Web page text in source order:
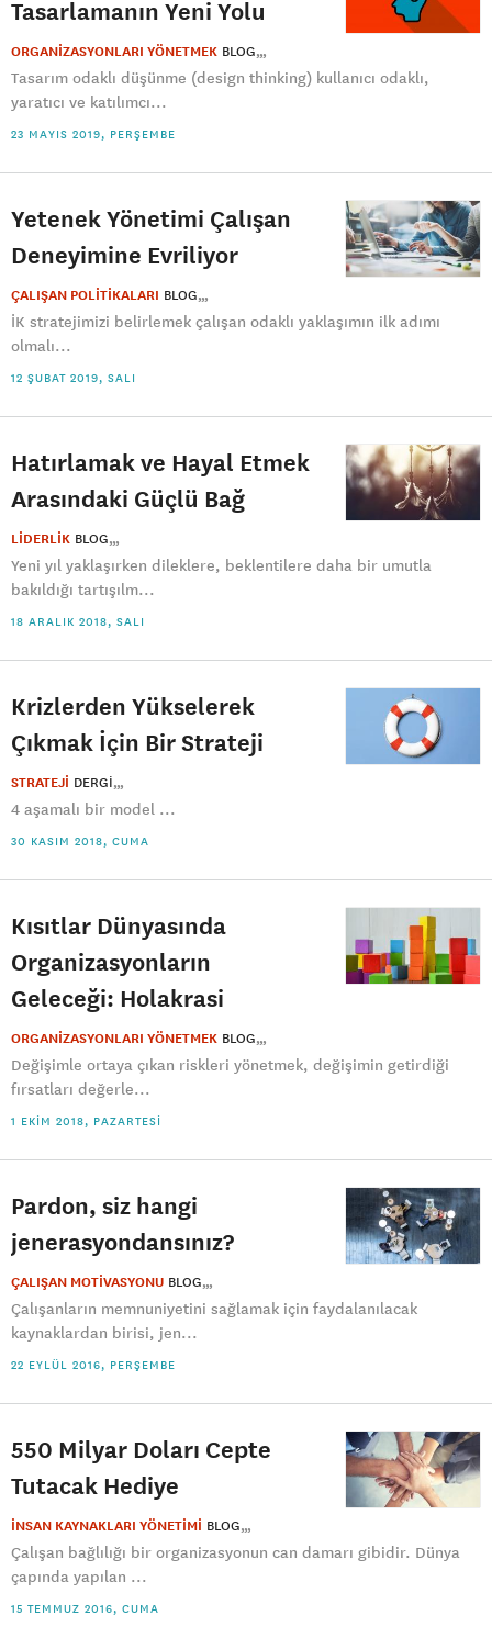
Tasarlamanın Yeni Yolu
ORGANİZASYONLARI YÖNETMEK BLOG
Tasarım odaklı düşünme (design thinking) kullanıcı odaklı,
yaratıcı ve katılımcı...
23 MAYIS 2019, PERŞEMBE
Yetenek Yönetimi Çalışan
Deneyimine Evriliyor
ÇALIŞAN POLİTİKALARI BLOG
İK stratejimizi belirlemek çalışan odaklı yaklaşımın ilk adımı
olmalı...
12 ŞUBAT 2019, SALI
Hatırlamak ve Hayal Etmek
Arasındaki Güçlü Bağ
LİDERLİK BLOG
Yeni yıl yaklaşırken dileklere, beklentilere daha bir umutla
bakıldığı tartışılm...
18 ARALIK 2018, SALI
Krizlerden Yükselerek
Çıkmak İçin Bir Strateji
STRATEJİ DERGI
4 aşamalı bir model ...
30 KASIM 2018, CUMA
Kısıtlar Dünyasında
Organizasyonların
Geleceği: Holakrasi
ORGANİZASYONLARI YÖNETMEK BLOG
Değişimle ortaya çıkan riskleri yönetmek, değişimin getirdiği
fırsatları değerle...
1 EKIM 2018, PAZARTESI
Pardon, siz hangi
jenerasyondansınız?
ÇALIŞAN MOTİVASYONU BLOG
Çalışanların memnuniyetini sağlamak için faydalanılacak
kaynaklardan birisi, jen...
22 EYLÜL 2016, PERŞEMBE
550 Milyar Doları Cepte
Tutacak Hediye
İNSAN KAYNAKLARI YÖNETİMİ BLOG
Çalışan bağlılığı bir organizasyonun can damarı gibidir. Dünya
çapında yapılan ...
15 TEMMUZ 2016, CUMA